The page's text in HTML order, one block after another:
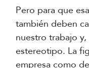
Pero para que
también deben
nuestro trabajo
estereotipo. La
empresa como